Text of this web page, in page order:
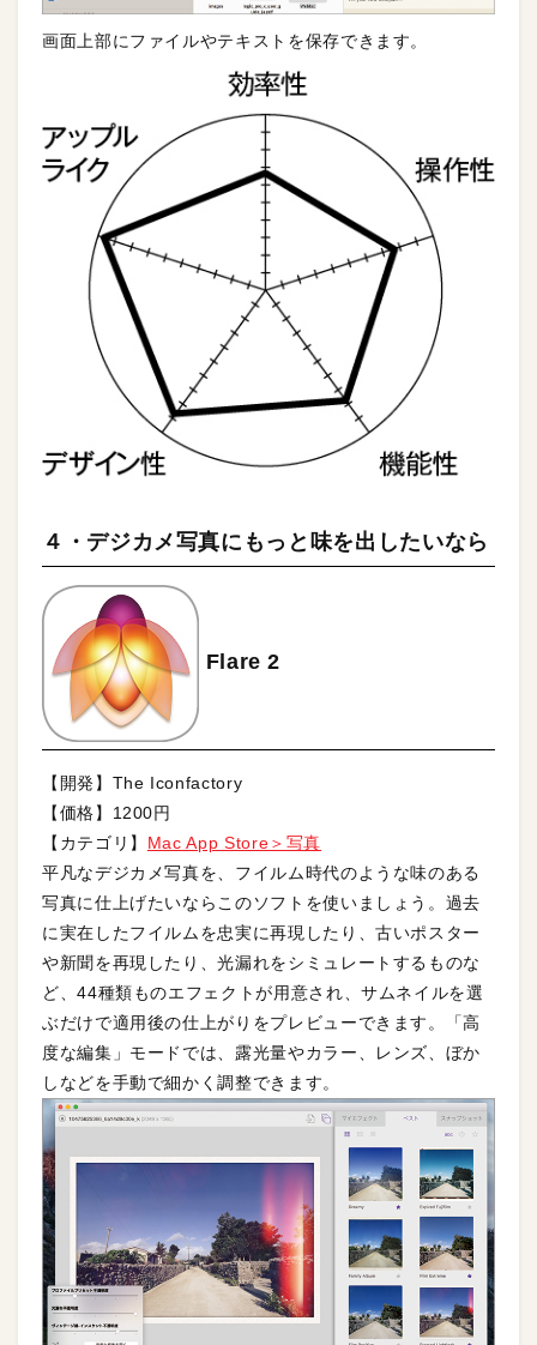
画面上部にファイルやテキストを保存できます。
４・デジカメ写真にもっと味を出したいなら
Flare 2
【開発】The Iconfactory
【価格】1200円
【カテゴリ】 Mac App Store＞写真
平凡なデジカメ写真を、フイルム時代のような味のある
写真に仕上げたいならこのソフトを使いましょう。過去
に実在したフイルムを忠実に再現したり、古いポスター
や新聞を再現したり、光漏れをシミュレートするものな
ど、44種類ものエフェクトが用意され、サムネイルを選
ぶだけで適用後の仕上がりをプレビューできます。「高
度な編集」モードでは、露光量やカラー、レンズ、ぼか
しなどを手動で細かく調整できます。